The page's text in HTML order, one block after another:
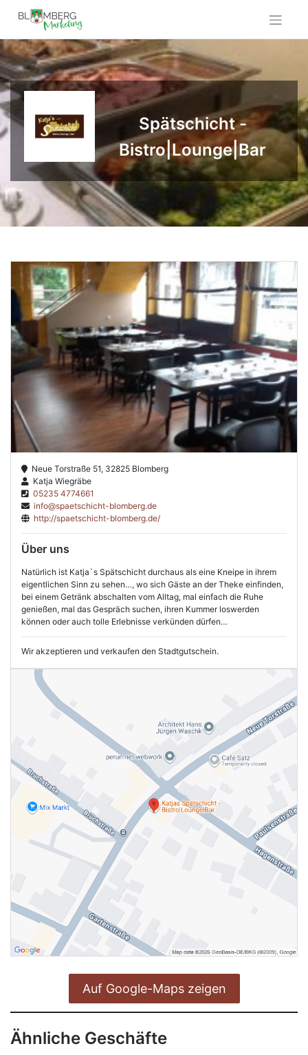
Spätschicht -
Bistro|Lounge|Bar
Neue Torstraße 51, 32825 Blomberg
Katja Wiegräbe
05235 4774661
info@spaetschicht-blomberg.de
http://spaetschicht-blomberg.de/
Über uns
Natürlich ist Katja`s Spätschicht durchaus als eine Kneipe in ihrem
eigentlichen Sinn zu sehen…, wo sich Gäste an der Theke einfinden,
bei einem Getränk abschalten vom Alltag, mal einfach die Ruhe
genießen, mal das Gespräch suchen, ihren Kummer loswerden
können oder auch tolle Erlebnisse verkünden dürfen…
Wir akzeptieren und verkaufen den Stadtgutschein.
Auf Google-Maps zeigen
Ähnliche Geschäfte